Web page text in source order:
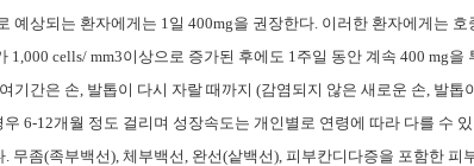
예상되는 환자에게는 1일 400mg을 권장한다. 이러한 환자에게는
cells/ mm3이상으로 증가된 후에도 1주일 동안 계속 400 mg을
기간은 손, 발톱이 다시 자랄 때까지 (감염되지 않은 새로운 손, 발톱
6-12개월 정도 걸리며 성장속도는 개인별로 연령에 따라 다를 수
무좀(족부백선), 체부백선, 완선(샅백선), 피부칸디다증을 포함한 피